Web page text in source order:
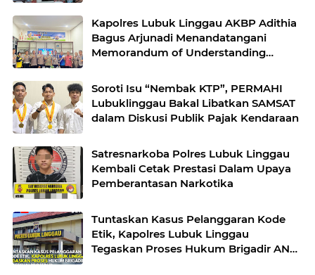
Kapolres Lubuk Linggau AKBP Adithia
Bagus Arjunadi Menandatangani
Memorandum of Understanding
Pendidikan dan Kebudayaan
Soroti Isu “Nembak KTP”, PERMAHI
Lubuklinggau Bakal Libatkan SAMSAT
dalam Diskusi Publik Pajak Kendaraan
Satresnarkoba Polres Lubuk Linggau
Kembali Cetak Prestasi Dalam Upaya
Pemberantasan Narkotika
Tuntaskan Kasus Pelanggaran Kode
Etik, Kapolres Lubuk Linggau
Tegaskan Proses Hukum Brigadir AN